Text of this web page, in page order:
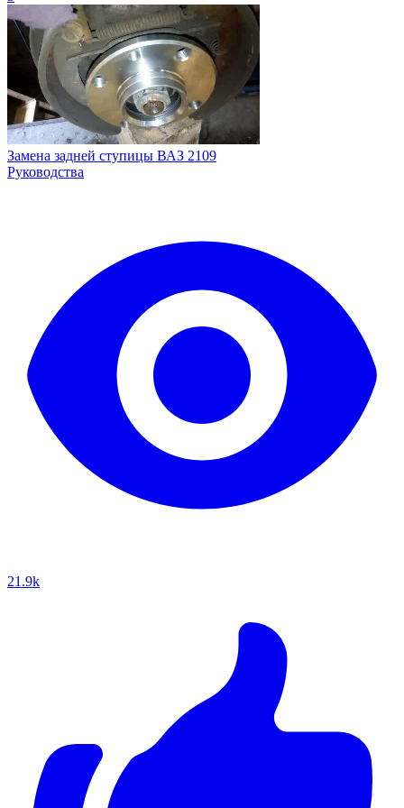
Замена задней ступицы ВАЗ 2109
Руководства
21.9k